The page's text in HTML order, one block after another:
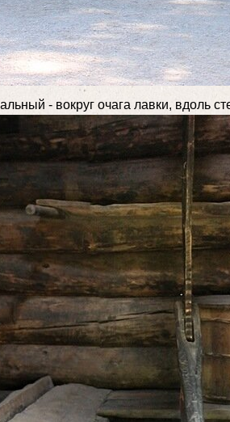
- вокруг очага лавки, вдоль